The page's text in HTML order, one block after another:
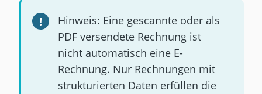
Hinweis: Eine gescannte oder als
PDF versendete Rechnung ist
nicht automatisch eine E-
Rechnung. Nur Rechnungen mit
strukturierten Daten erfüllen die